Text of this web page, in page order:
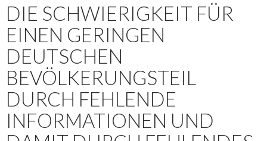
DIE SCHWIERIGKEIT FÜR
EINEN GERINGEN
DEUTSCHEN
BEVÖLKERUNGSTEIL
DURCH FEHLENDE
INFORMATIONEN UND